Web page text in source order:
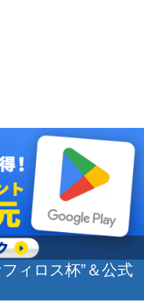
ィロス杯”＆公式